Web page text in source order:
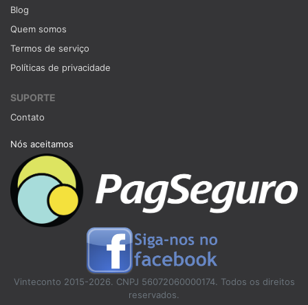
Blog
Quem somos
Termos de serviço
Políticas de privacidade
SUPORTE
Contato
Nós aceitamos
Vinteconto 2015-2026. CNPJ 56072060000174. Todos os direitos
reservados.